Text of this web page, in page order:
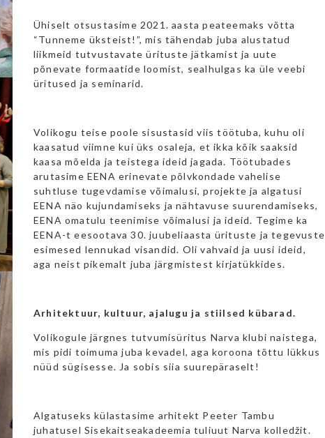
Ühiselt otsustasime 2021. aasta peateemaks võtta
“Tunneme üksteist!”, mis tähendab juba alustatud
liikmeid tutvustavate ürituste jätkamist ja uute
põnevate formaatide loomist, sealhulgas ka üle veebi
üritused ja seminarid.
Volikogu teise poole sisustasid viis töötuba, kuhu oli
kaasatud viimne kui üks osaleja, et ikka kõik saaksid
kaasa mõelda ja teistega ideid jagada. Töötubades
arutasime EENA erinevate põlvkondade vahelise
suhtluse tugevdamise võimalusi, projekte ja algatusi
EENA näo kujundamiseks ja nähtavuse suurendamiseks,
EENA omatulu teenimise võimalusi ja ideid. Tegime ka
EENA-t eesootava 30. juubeliaasta ürituste ja tegevuste
esimesed lennukad visandid. Oli vahvaid ja uusi ideid,
aga neist pikemalt juba järgmistest kirjatükkides.
Arhitektuur, kultuur, ajalugu ja stiilsed kübarad.
Volikogule järgnes tutvumisüritus Narva klubi naistega,
mis pidi toimuma juba kevadel, aga koroona tõttu lükkus
nüüd sügisesse. Ja sobis siia suurepäraselt!
Algatuseks külastasime arhitekt Peeter Tambu
juhatusel Sisekaitseakadeemia tuliuut Narva kolledžit.